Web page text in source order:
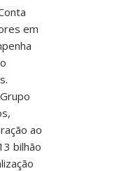
em
ao
bilhão